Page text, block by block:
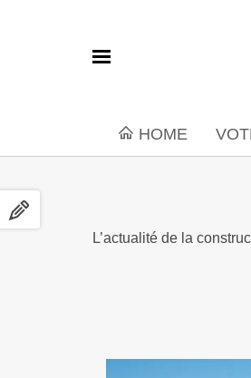
HOME
L’actualité de la